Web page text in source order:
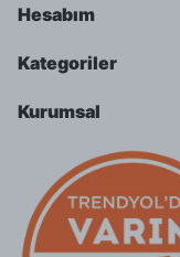
Hesabım
Kategoriler
Kurumsal